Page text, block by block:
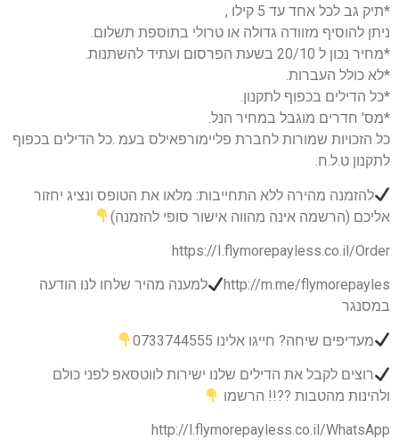
*תיק גב לכל אחד עד 5 קילו ,
ניתן להוסיף מזוודה גדולה או טרולי בתוספת תשלום.
*מחיר נכון ל 20/10 בשעת הפרסום ועתיד להשתנות.
*לא כולל העברות.
*כל הדילים בכפוף לתקנון.
*מס' חדרים מוגבל במחיר הנל.
כל הזכויות שמורות לחברת פליימורפאילס בעמ .כל הדילים בכפוף
לתקנון ט.ל.ח.
להזמנה מהירה ללא התחייבות: מלאו את הטופס ונציג יחזור
אליכם (הרשמה אינה מהווה אישור סופי להזמנה)
https://I.flymorepayless.co.il/Order
http://m.me/flymorepayles
למענה מהיר שלחו לנו הודעה
במסנגר
מעדיפים שיחה? חייגו אלינו 0733744555
רוצים לקבל את הדילים שלנו ישירות לווטסאפ לפני כולם
ולהינות מהטבות ??!! הרשמו
http://l.flymorepayless.co.il/WhatsApp